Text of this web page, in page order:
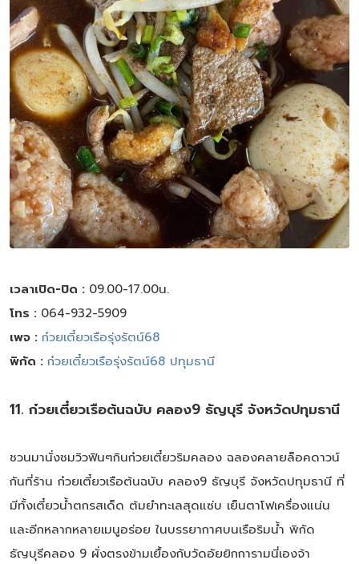
เวลาเปิด-ปิด : 09.00-17.00น.
โทร : 064-932-5909
เพจ : ก๋วยเตี๋ยวเรือรุ่งรัตน์68
พิกัด : ก๋วยเตี๋ยวเรือรุ่งรัตน์68 ปทุมธานี
11. ก๋วยเตี๋ยวเรือต้นฉบับ คลอง9 ธัญบุรี จังหวัดปทุมธานี
ชวนมานั่งชมวิวฟินๆกินก๋วยเตี๋ยวริมคลอง ฉลองคลายล็อคดาวน์
กันที่ร้าน ก๋วยเตี๋ยวเรือต้นฉบับ คลอง9 ธัญบุรี จังหวัดปทุมธานี ที่
มีทั้งเตี๋ยวน้ำตกรสเด็ด ต้มยำทะเลสุดแซ่บ เย็นตาโฟเครื่องแน่น
และอีกหลากหลายเมนูอร่อย ในบรรยากาศบนเรือริมน้ำ พิกัด
ธัญบุรีคลอง 9 ผั่งตรงข้ามเยื้องกับวัดอัยยิกการามนี่เองจ้า